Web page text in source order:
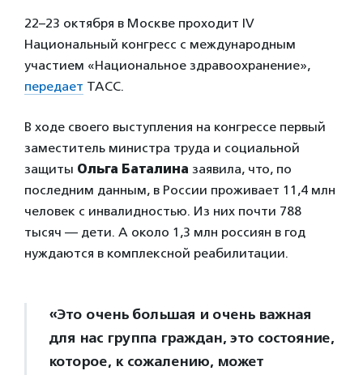
22–23 октября в Москве проходит IV
Национальный конгресс с международным
участием «Национальное здравоохранение»,
передает ТАСС.
В ходе своего выступления на конгрессе первый
заместитель министра труда и социальной
защиты Ольга Баталина заявила, что, по
последним данным, в России проживает 11,4 млн
человек с инвалидностью. Из них почти 788
тысяч — дети. А около 1,3 млн россиян в год
нуждаются в комплексной реабилитации.
«Это очень большая и очень важная
для нас группа граждан, это состояние,
которое, к сожалению, может